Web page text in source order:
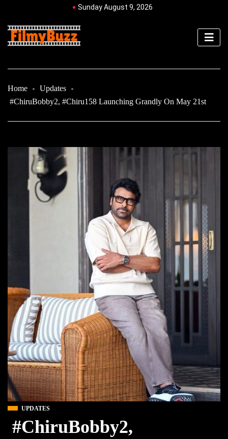
Sunday August 9, 2026
Home
Updates
#ChiruBobby2, #Chiru158 Launching Grandly On May 21st
UPDATES
#ChiruBobby2,